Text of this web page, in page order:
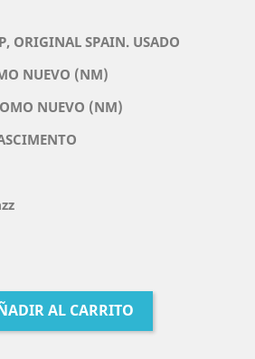
ORIGINAL SPAIN. USADO
NUEVO (NM)
NUEVO (NM)
AL CARRITO